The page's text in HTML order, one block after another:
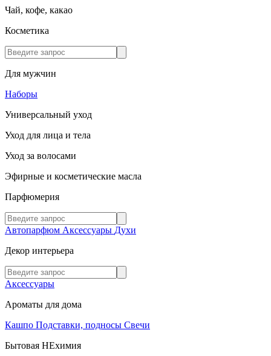
Чай, кофе, какао
Косметика
Для мужчин
Наборы
Универсальный уход
Уход для лица и тела
Уход за волосами
Эфирные и косметические масла
Парфюмерия
Автопарфюм Аксессуары Духи
Декор интерьера
Аксессуары
Ароматы для дома
Кашпо Подставки, подносы Свечи
Бытовая НЕхимия